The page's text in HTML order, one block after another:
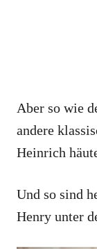
Aber so wie
andere
Heinrich
Und so sind
Henry unter